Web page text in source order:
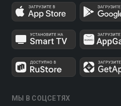
МЫ В СОЦСЕТЯХ